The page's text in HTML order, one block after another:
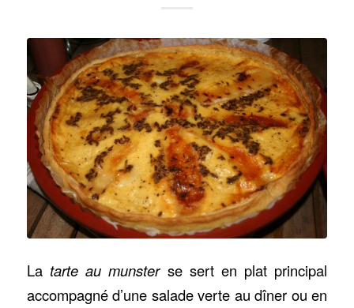
La tarte au munsterse sert en plat principal
accompagné d’une salade verte au dîner ou en